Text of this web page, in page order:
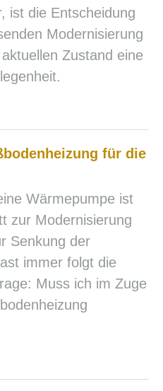
ist die Entscheidung
Modernisierung
Zustand eine
für die
Wärmepumpe ist
zur Modernisierung
Senkung der
immer folgt die
Muss ich im Zuge